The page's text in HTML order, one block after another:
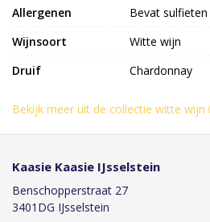
Allergenen
Bevat sulfieten
Wijnsoort
Witte wijn
Druif
Chardonnay
Bekijk meer uit de collectie witte wijn
Kaasie Kaasie IJsselstein
Benschopperstraat 27
3401DG IJsselstein